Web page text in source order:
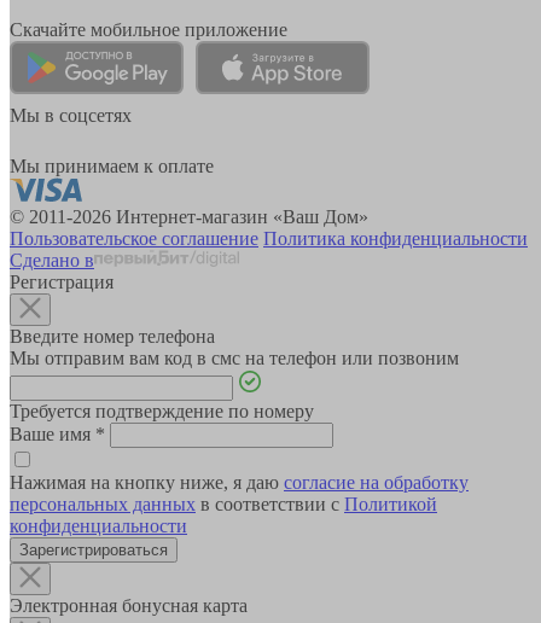
Скачайте мобильное приложение
Мы в соцсетях
Мы принимаем к оплате
© 2011-2026 Интернет-магазин «Ваш Дом»
Пользовательское соглашение Политика конфиденциальности
Сделано в
Регистрация
Введите номер телефона
Мы отправим вам код в смс на телефон или позвоним
Требуется подтверждение по номеру
Ваше имя *
Нажимая на кнопку ниже, я даю согласие на обработку
персональных данных в соответствии с Политикой
конфиденциальности
Зарегистрироваться
Электронная бонусная карта